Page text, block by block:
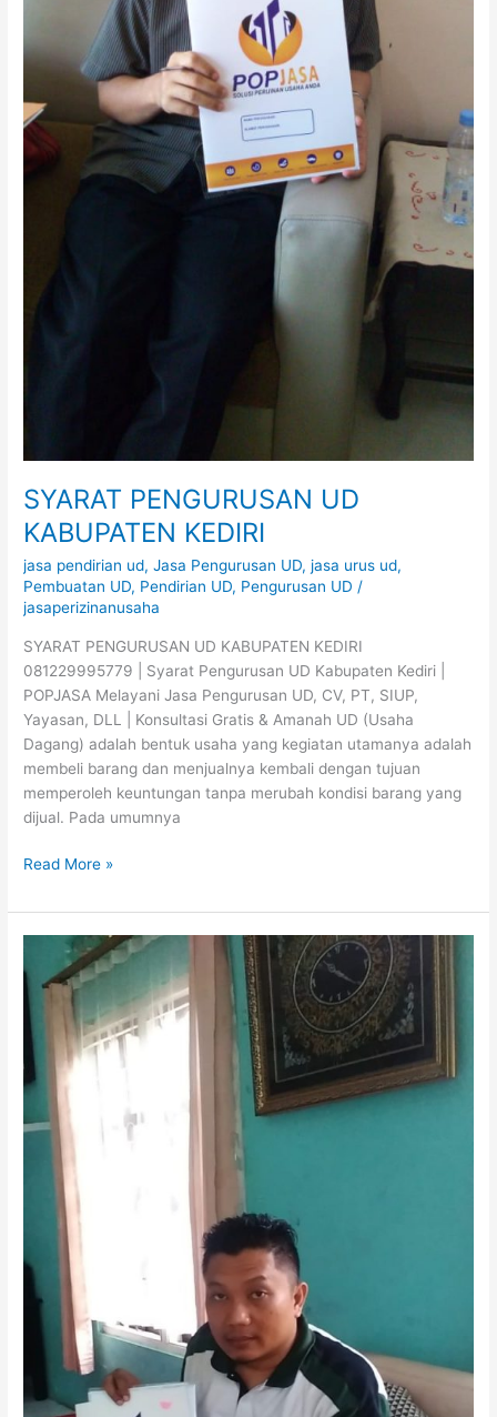
SYARAT PENGURUSAN UD
KABUPATEN KEDIRI
jasa pendirian ud,Jasa Pengurusan UD,jasa urus ud,
Pembuatan UD, Pendirian UD, Pengurusan UD /
jasaperizinanusaha
SYARAT PENGURUSAN UD KABUPATEN KEDIRI
081229995779 | Syarat Pengurusan UD Kabupaten Kediri |
POPJASA Melayani Jasa Pengurusan UD, CV, PT, SIUP,
Yayasan, DLL | Konsultasi Gratis & Amanah UD (Usaha
Dagang) adalah bentuk usaha yang kegiatan utamanya adalah
membeli barang dan menjualnya kembali dengan tujuan
memperoleh keuntungan tanpa merubah kondisi barang yang
dijual. Pada umumnya
Read More »
SYARAT
PENGURUSAN
KABUPATEN
PASURUAN